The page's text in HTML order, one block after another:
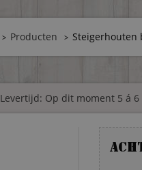
Producten Steigerhouten
Levertijd: Op dit moment 5 á